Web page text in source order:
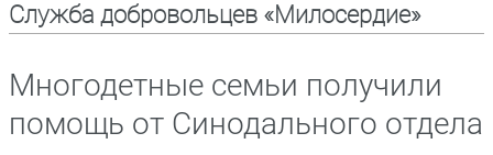
Служба добровольцев «Милосердие»
Многодетные семьи получили
помощь от Синодального отдела